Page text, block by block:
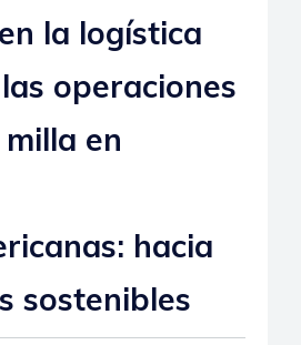
la logística
operaciones
en
hacia
sostenibles